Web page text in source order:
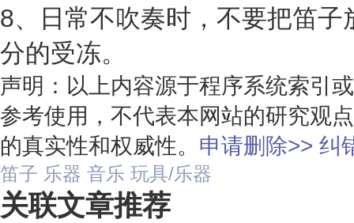
8、日常不吹奏时，不要把笛子
分的受冻。
声明：以上内容源于程序系统索引
参考使用，不代表本网站的研究观
的真实性和权威性。 申请删除>> 纠
笛子 乐器 音乐 玩具/乐器
关联文章推荐